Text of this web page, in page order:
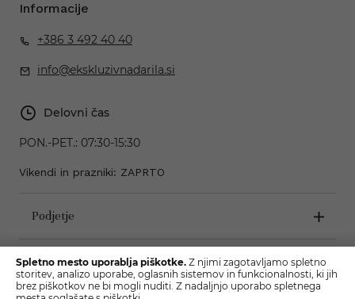
Informacije
+386 3 492 40 40
info@ekskluzivnadarila.si
Delovni čas
PON.-PET.: 07:30-15:30
Vikendi in prazniki: ZAPRTO
Podjetje
Pogoji poslovanja
Spletno mesto uporablja piškotke. Z njimi zagotavljamo spletno
storitev, analizo uporabe, oglasnih sistemov in funkcionalnosti, ki jih
brez piškotkov ne bi mogli nuditi. Z nadaljnjo uporabo spletnega